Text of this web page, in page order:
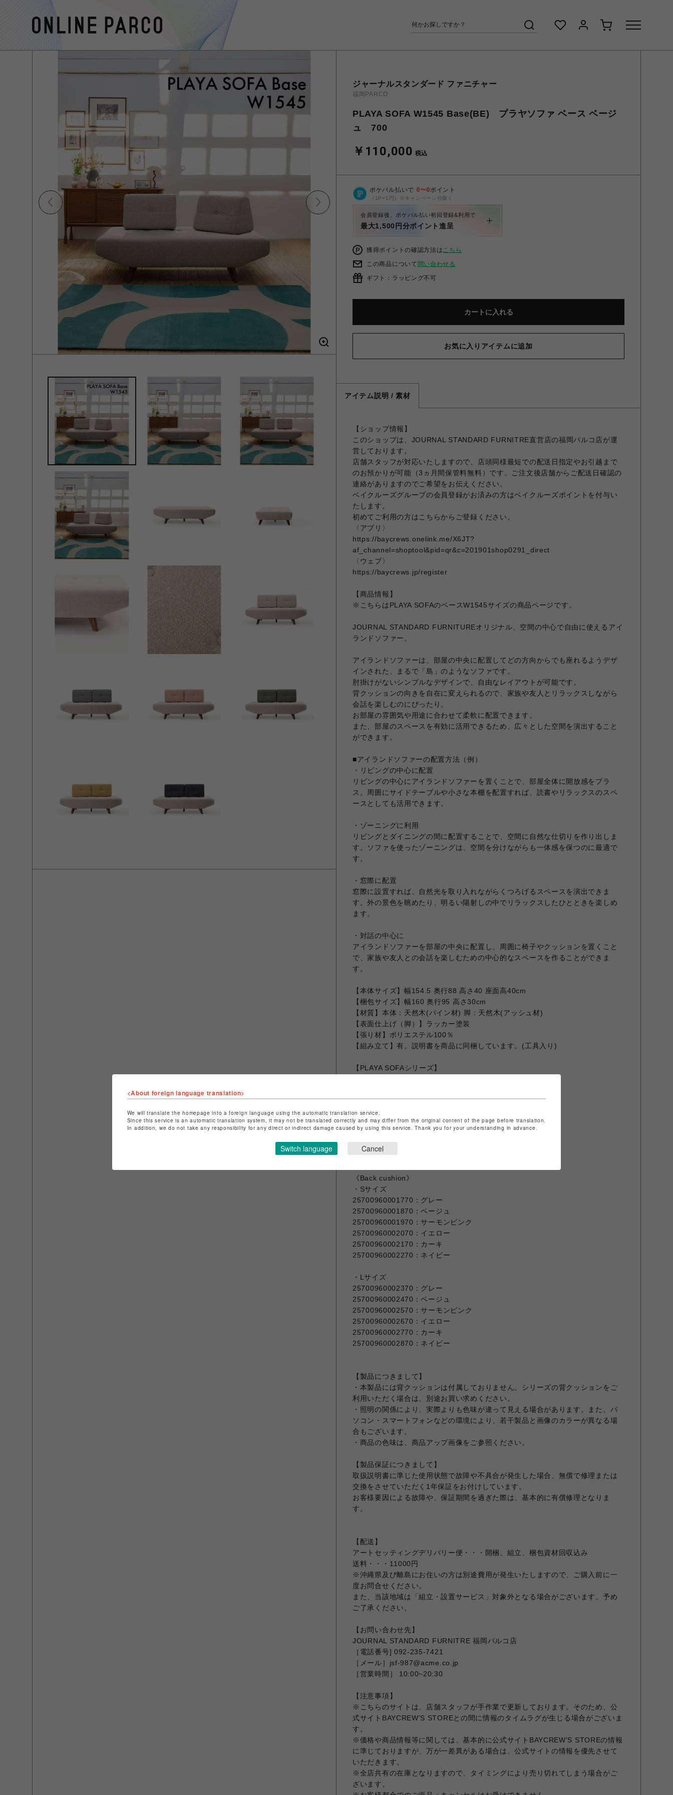
ジャーナルスタンダード ファニチャー
福岡PARCO
PLAYA SOFA W1545 Base(BE) プラヤソファ ベース ベージ
ュ 700
￥110,000 税込
ポケパル払いで 0〜0ポイント
（1P=1円）※キャンペーン分除く
会員登録後、ポケパル払い初回登録&利用で
最大1,500円分ポイント進呈
獲得ポイントの確認方法はこちら
この商品について 問い合わせる
ギフト：ラッピング不可
カートに入れる
お気に入りアイテムに追加
アイテム説明 / 素材
【ショップ情報】
このショップは、JOURNAL STANDARD FURNITRE直営店の福岡パルコ店が運
営しております。
店舗スタッフが対応いたしますので、店頭同様最短での配送日指定やお引越まで
のお預かりが可能（3ヵ月間保管料無料）です。ご注文後店舗からご配送日確認の
連絡がありますのでご希望をお伝えください。
ベイクルーズグループの会員登録がお済みの方はベイクルーズポイントを付与い
たします。
初めてご利用の方はこちらからご登録ください。
〈アプリ〉
https://baycrews.onelink.me/X6JT?
af_channel=shoptool&pid=qr&c=201901shop0291_direct
〈ウェブ〉
https://baycrews.jp/register
【商品情報】
※こちらはPLAYA SOFAのベースW1545サイズの商品ページです。
JOURNAL STANDARD FURNITUREオリジナル、空間の中心で自由に使えるアイ
ランドソファー。
アイランドソファーは、部屋の中央に配置してどの方向からでも座れるようデザ
インされた、まるで「島」のようなソファです。
肘掛けがないシンプルなデザインで、自由なレイアウトが可能です。
背クッションの向きを自在に変えられるので、家族や友人とリラックスしながら
会話を楽しむのにぴったり。
お部屋の雰囲気や用途に合わせて柔軟に配置できます。
また、部屋のスペースを有効に活用できるため、広々とした空間を演出すること
ができます。
■アイランドソファーの配置方法（例）
・リビングの中心に配置
リビングの中心にアイランドソファーを置くことで、部屋全体に開放感をプラ
ス。周囲にサイドテーブルや小さな本棚を配置すれば、読書やリラックスのスペ
ースとしても活用できます。
・ゾーニングに利用
リビングとダイニングの間に配置することで、空間に自然な仕切りを作り出しま
す。ソファを使ったゾーニングは、空間を分けながらも一体感を保つのに最適で
す。
・窓際に配置
窓際に設置すれば、自然光を取り入れながらくつろげるスペースを演出できま
す。外の景色を眺めたり、明るい陽射しの中でリラックスしたひとときを楽しめ
ます。
・対話の中心に
アイランドソファーを部屋の中央に配置し、周囲に椅子やクッションを置くこと
で、家族や友人との会話を楽しむための中心的なスペースを作ることができま
す。
【本体サイズ】幅154.5 奥行88 高さ40 座面高40cm
【梱包サイズ】幅160 奥行95 高さ30cm
【材質】本体：天然木(パイン材) 脚：天然木(アッシュ材)
【表面仕上げ（脚）】ラッカー塗装
【張り材】ポリエステル100％
【組み立て】有。説明書を商品に同梱しています。(工具入り)
【PLAYA SOFAシリーズ】
25700960001370：グレー
25700960001470：ベージュ
25700960001570：グレー
25700960001670：ベージュ
《Back cushion》
・Sサイズ
25700960001770：グレー
25700960001870：ベージュ
25700960001970：サーモンピンク
25700960002070：イエロー
25700960002170：カーキ
25700960002270：ネイビー
・Lサイズ
25700960002370：グレー
25700960002470：ベージュ
25700960002570：サーモンピンク
25700960002670：イエロー
25700960002770：カーキ
25700960002870：ネイビー
【製品につきまして】
・本製品には背クッションは付属しておりません。シリーズの背クッションをご
利用いただく場合は、別途お買い求めください。
・照明の関係により、実際よりも色味が違って見える場合があります。また、パ
ソコン・スマートフォンなどの環境により、若干製品と画像のカラーが異なる場
合もございます。
・商品の色味は、商品アップ画像をご参照ください。
【製品保証につきまして】
取扱説明書に準じた使用状態で故障や不具合が発生した場合、無償で修理または
交換をさせていただく1年保証をお付けしています。
お客様要因による故障や、保証期間を過ぎた際は、基本的に有償修理となりま
す。
【配送】
アートセッティングデリバリー便・・・開梱、組立、梱包資材回収込み
送料・・・11000円
※沖縄県及び離島にお住いの方は別途費用が発生いたしますので、ご購入前に一
度お問合せください。
また、当該地域は「組立・設置サービス」対象外となる場合がございます。予め
ご了承ください。
【お問い合わせ先】
JOURNAL STANDARD FURNITRE 福岡パルコ店
［電話番号] 092-235-7421
［メール］jsf-987@acme.co.jp
［営業時間］ 10:00~20:30
【注意事項】
※こちらのサイトは、店舗スタッフが手作業で更新しております。そのため、公
式サイトBAYCREW'S STOREとの間に情報のタイムラグが生じる場合がございま
す。
※価格や商品情報等に関しては、基本的に公式サイトBAYCREW'S STOREの情報
に準じておりますが、万が一差異がある場合は、公式サイトの情報を優先させて
いただきます。
※全店共有の在庫となりますので、タイミングにより売り切れてしまう場合がご
ざいます。
<About foreign language translation>
We will translate the homepage into a foreign language using the automatic translation service.
Since this service is an automatic translation system, it may not be translated correctly and may differ from the original content of the page before translation.
In addition, we do not take any responsibility for any direct or indirect damage caused by using this service. Thank you for your understanding in advance.
Switch language Cancel